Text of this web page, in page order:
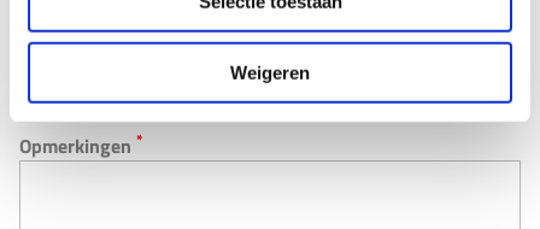
Weigeren
Onderwerp*
Opmerkingen *